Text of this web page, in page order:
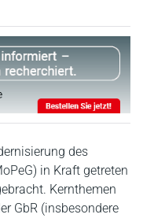
des
in Kraft getreten
Kernthemen
GbR (insbesondere